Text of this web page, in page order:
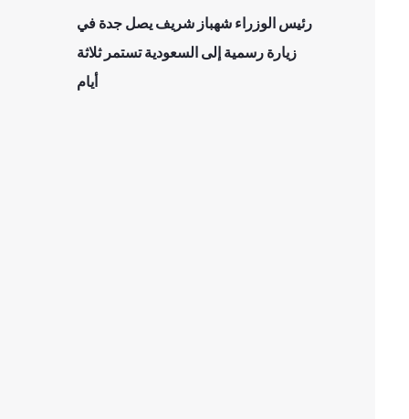
رئيس الوزراء شهباز شريف يصل جدة في
زيارة رسمية إلى السعودية تستمر ثلاثة
أيام